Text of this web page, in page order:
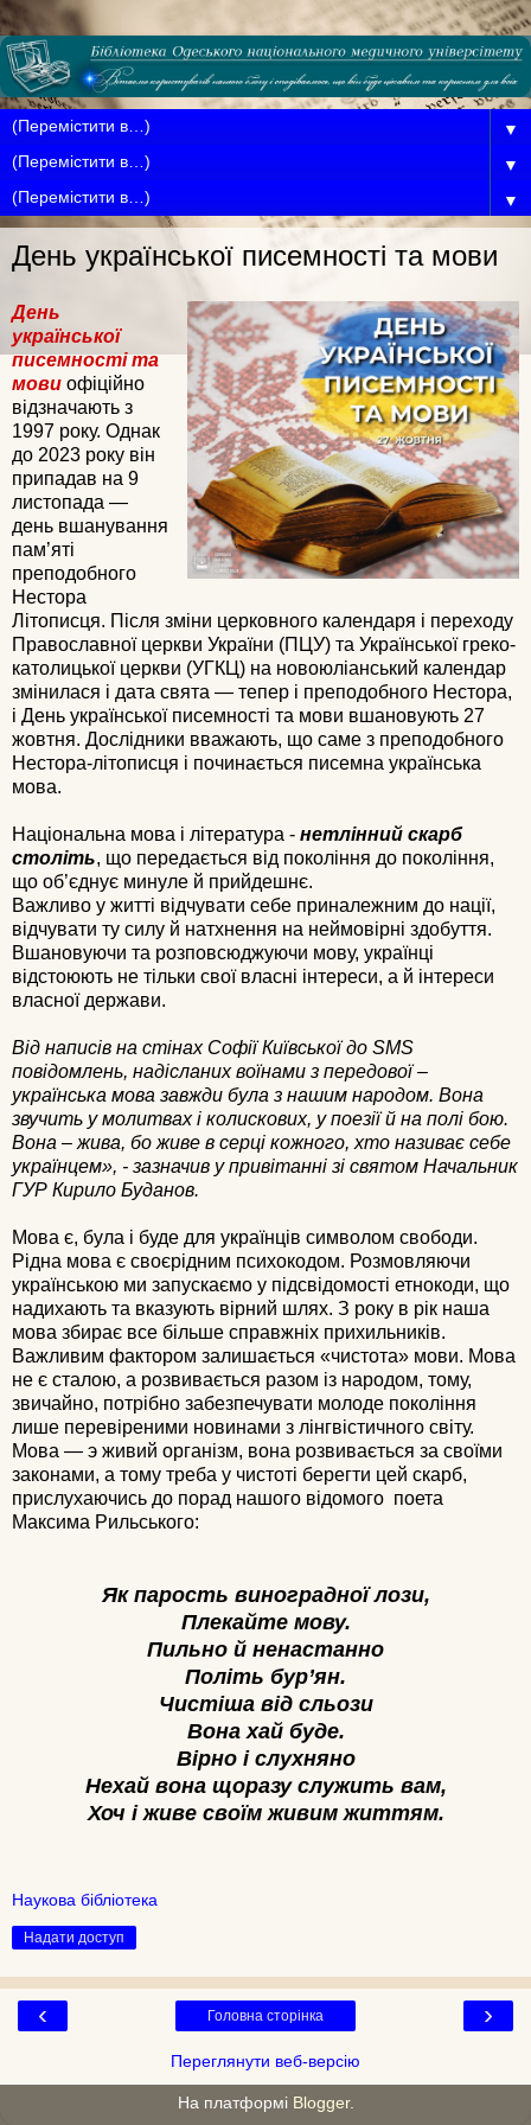
▼
▼
▼
День української писемності та мови
День
української
писемності та
мови офіційно
відзначають з
1997 року. Однак
до 2023 року він
припадав на 9
листопада —
день вшанування
пам’яті
преподобного
Нестора
Літописця. Після зміни церковного календаря і переходу
Православної церкви України (ПЦУ) та Української греко-
католицької церкви (УГКЦ) на новоюліанський календар
змінилася і дата свята — тепер і преподобного Нестора,
і День української писемності та мови вшановують 27
жовтня. Дослідники вважають, що саме з преподобного
Нестора-літописця і починається писемна українська
мова.
Національна мова і література - нетлінний скарб
століть, що передається від покоління до покоління,
що об’єднує минуле й прийдешнє.
Важливо у житті відчувати себе приналежним до нації,
відчувати ту силу й натхнення на неймовірні здобуття.
Вшановуючи та розповсюджуючи мову, українці
відстоюють не тільки свої власні інтереси, а й інтереси
власної держави.
Від написів на стінах Софії Київської до SMS
повідомлень, надісланих воїнами з передової –
українська мова завжди була з нашим народом. Вона
звучить у молитвах і колискових, у поезії й на полі бою.
Вона – жива, бо живе в серці кожного, хто називає себе
українцем», - зазначив у привітанні зі святом Начальник
ГУР Кирило Буданов.
Мова є, була і буде для українців символом свободи.
Рідна мова є своєрідним психокодом. Розмовляючи
українською ми запускаємо у підсвідомості етнокоди, що
надихають та вказують вірний шлях. З року в рік наша
мова збирає все більше справжніх прихильників.
Важливим фактором залишається «чистота» мови. Мова
не є сталою, а розвивається разом із народом, тому,
звичайно, потрібно забезпечувати молоде покоління
лише перевіреними новинами з лінгвістичного світу.
Мова — э живий організм, вона розвивається за своїми
законами, а тому треба у чистоті берегти цей скарб,
прислухаючись до порад нашого відомого поета
Максима Рильського:
Як парость виноградної лози,
Плекайте мову.
Пильно й ненастанно
Політь бур’ян.
Чистіша від сльози
Вона хай буде.
Вірно і слухняно
Нехай вона щоразу служить вам,
Хоч і живе своїм живим життям.
Наукова бібліотека
Надати доступ
‹ ›
Головна сторінка
Переглянути веб-версію
На платформі Blogger.